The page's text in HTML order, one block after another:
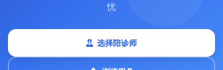
忧
选择陪诊师